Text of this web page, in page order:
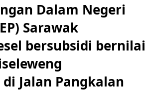
Dalam Negeri
Sarawak
bersubsidi bernilai
Jalan Pangkalan